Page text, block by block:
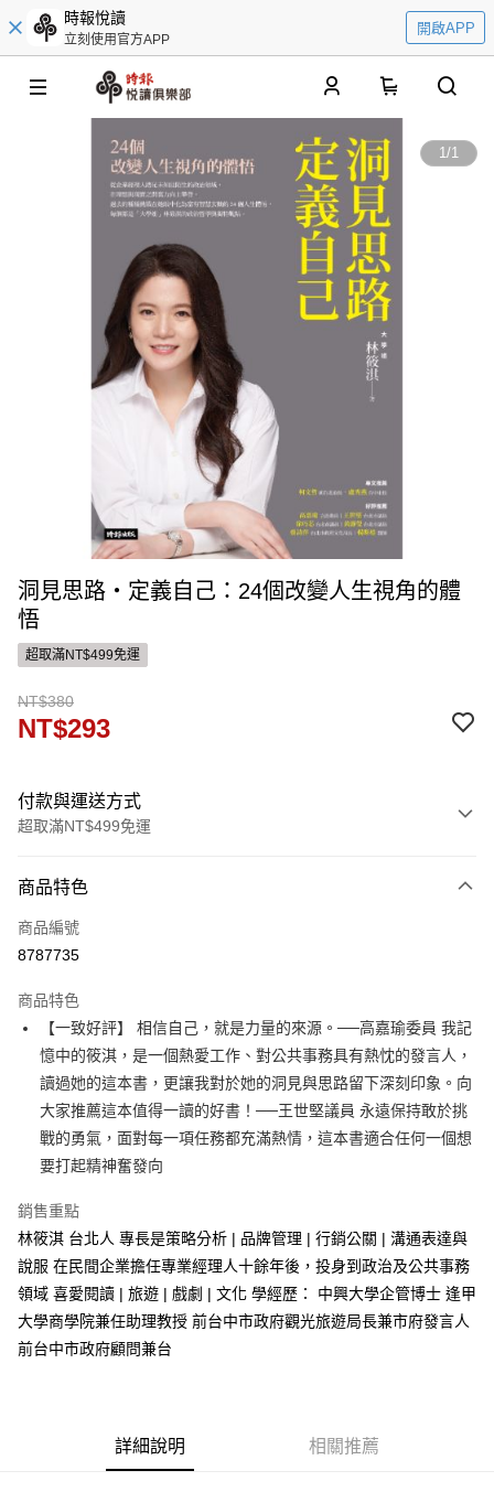
時報悅讀
立刻使用官方APP
開啟APP
1/1
洞見思路‧定義自己：24個改變人生視角的體
悟
超取滿NT$499免運
NT$380
NT$293
付款與運送方式
超取滿NT$499免運
信用卡一次付款
ATM付款
運送方式
付款後全家取貨
每筆NT$60，滿NT$499(含以上)免運費
付款後7-11取貨
每筆NT$60，滿NT$499(含以上)免運費
宅配
每筆NT$100，滿NT$499(含以上)免運費
商品特色
商品編號
8787735
商品特色
【一致好評】 相信自己，就是力量的來源。──高嘉瑜委員 我記
憶中的筱淇，是一個熱愛工作、對公共事務具有熱忱的發言人，
讀過她的這本書，更讓我對於她的洞見與思路留下深刻印象。向
大家推薦這本值得一讀的好書！──王世堅議員 永遠保持敢於挑
戰的勇氣，面對每一項任務都充滿熱情，這本書適合任何一個想
要打起精神奮發向
銷售重點
林筱淇 台北人 專長是策略分析 | 品牌管理 | 行銷公關 | 溝通表達與
說服 在民間企業擔任專業經理人十餘年後，投身到政治及公共事務
領域 喜愛閱讀 | 旅遊 | 戲劇 | 文化 學經歷： 中興大學企管博士 逢甲
大學商學院兼任助理教授 前台中市政府觀光旅遊局長兼市府發言人
前台中市政府顧問兼台
詳細說明 相關推薦